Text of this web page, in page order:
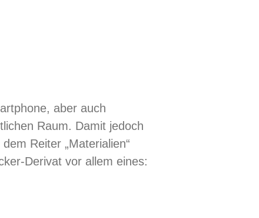
aber auch
Raum. Damit jedoch
Reiter „Materialien“
Derivat vor allem eines: